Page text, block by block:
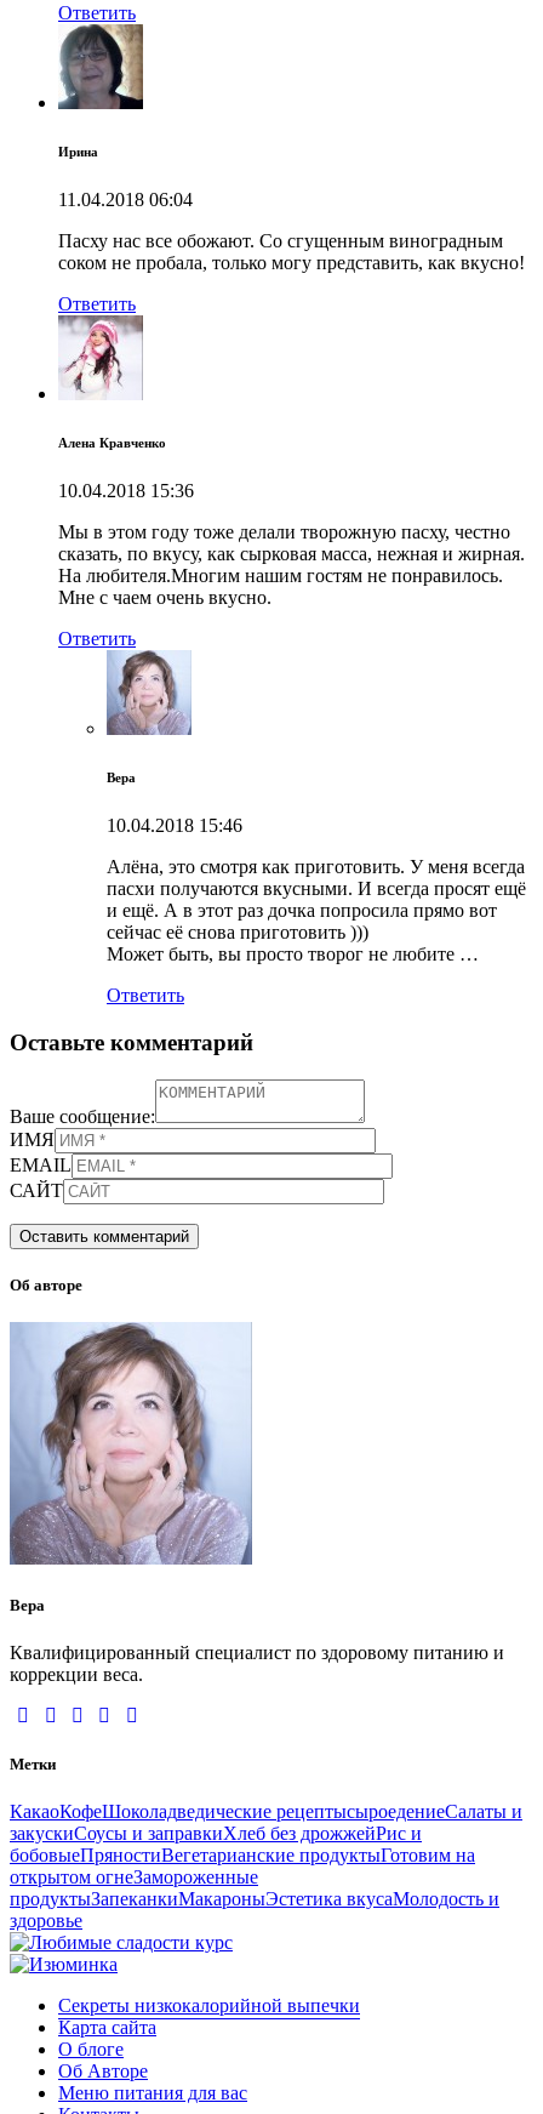
Ответить
Ирина
11.04.2018 06:04
Пасху нас все обожают. Со сгущенным виноградным
соком не пробала, только могу представить, как вкусно!
Ответить
Алена Кравченко
10.04.2018 15:36
Мы в этом году тоже делали творожную пасху, честно
сказать, по вкусу, как сырковая масса, нежная и жирная.
На любителя.Многим нашим гостям не понравилось.
Мне с чаем очень вкусно.
Ответить
Вера
10.04.2018 15:46
Алёна, это смотря как приготовить. У меня всегда
пасхи получаются вкусными. И всегда просят ещё
и ещё. А в этот раз дочка попросила прямо вот
сейчас её снова приготовить )))
Может быть, вы просто творог не любите …
Ответить
Оставьте комментарий
Ваше сообщение:
ИМЯ
EMAIL
САЙТ
Об авторе
Вера
Квалифицированный специалист по здоровому питанию и
коррекции веса.
Метки
КакаоКофеШоколадведические рецептысыроедениеСалаты и
закускиСоусы и заправкиХлеб без дрожжейРис и
бобовыеПряностиВегетарианские продуктыГотовим на
открытом огнеЗамороженные
продуктыЗапеканкиМакароныЭстетика вкусаМолодость и
здоровье
Секреты низкокалорийной выпечки
Карта сайта
О блоге
Об Авторе
Меню питания для вас